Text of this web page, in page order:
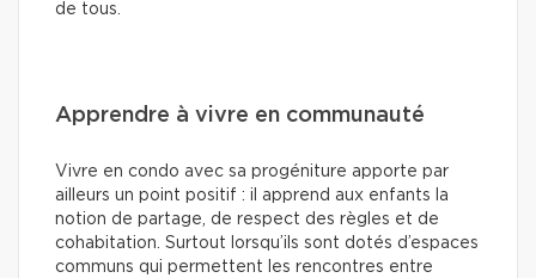
de tous.
Apprendre à vivre en communauté
Vivre en condo avec sa progéniture apporte par
ailleurs un point positif : il apprend aux enfants la
notion de partage, de respect des règles et de
cohabitation. Surtout lorsqu’ils sont dotés d’espaces
communs qui permettent les rencontres entre